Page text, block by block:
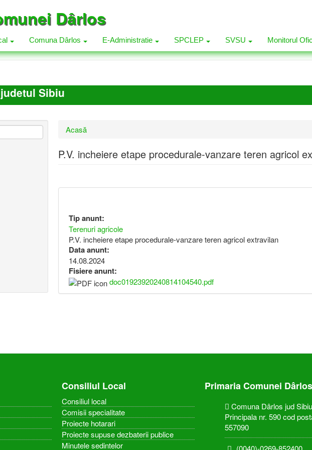
Dârlos
Comuna Dârlos E-Administratie SPCLEP SVSU Monitorul
Sibiu
Eşti
aici
Acasă
P.V. incheiere etape procedurale-vanzare teren agricol
Tip anunt:
Terenuri agricole
P.V. incheiere etape procedurale-vanzare teren agricol extravilan
Data anunt:
14.08.2024
Fisiere anunt:
doc01923920240814104540.pdf
Consiliul Local
Consiliul local
Comisii specialitate
Proiecte hotarari
Proiecte supuse dezbaterii publice
Minutele sedintelor
Primaria Comunei Dârlos
Comuna Dârlos jud
Principala nr. 590 cod
557090